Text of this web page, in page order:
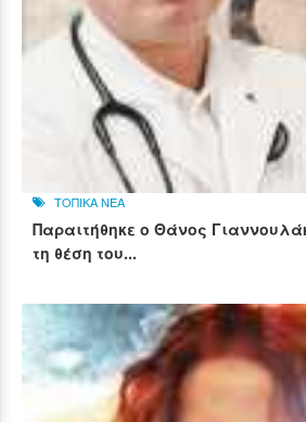
ΤΟΠΙΚΑ ΝΕΑ
Παραιτήθηκε ο Θάνος
τη θέση του...